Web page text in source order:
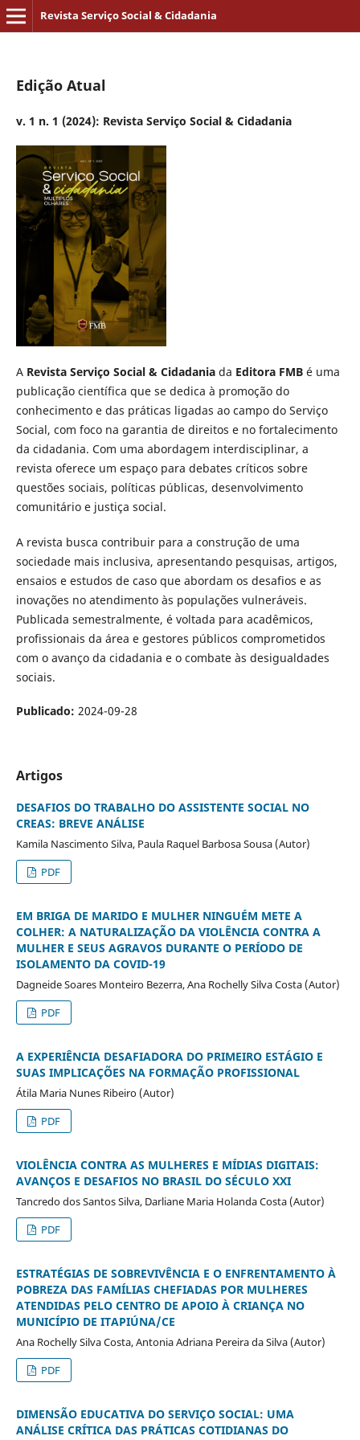
Revista Serviço Social & Cidadania
Edição Atual
v. 1 n. 1 (2024): Revista Serviço Social & Cidadania
A Revista Serviço Social & Cidadaniada Editora FMBé uma
publicação científica que se dedica à promoção do
conhecimento e das práticas ligadas ao campo do Serviço
Social, com foco na garantia de direitos e no fortalecimento
da cidadania. Com uma abordagem interdisciplinar, a
revista oferece um espaço para debates críticos sobre
questões sociais, políticas públicas, desenvolvimento
comunitário e justiça social.
A revista busca contribuir para a construção de uma
sociedade mais inclusiva, apresentando pesquisas, artigos,
ensaios e estudos de caso que abordam os desafios e as
inovações no atendimento às populações vulneráveis.
Publicada semestralmente, é voltada para acadêmicos,
profissionais da área e gestores públicos comprometidos
com o avanço da cidadania e o combate às desigualdades
sociais.
Publicado: 2024-09-28
Artigos
DESAFIOS DO TRABALHO DO ASSISTENTE SOCIAL NO
CREAS: BREVE ANÁLISE
Kamila Nascimento Silva, Paula Raquel Barbosa Sousa (Autor)
PDF
EM BRIGA DE MARIDO E MULHER NINGUÉM METE A
COLHER: A NATURALIZAÇÃO DA VIOLÊNCIA CONTRA A
MULHER E SEUS AGRAVOS DURANTE O PERÍODO DE
ISOLAMENTO DA COVID-19
Dagneide Soares Monteiro Bezerra, Ana Rochelly Silva Costa (Autor)
PDF
A EXPERIÊNCIA DESAFIADORA DO PRIMEIRO ESTÁGIO E
SUAS IMPLICAÇÕES NA FORMAÇÃO PROFISSIONAL
Átila Maria Nunes Ribeiro (Autor)
PDF
VIOLÊNCIA CONTRA AS MULHERES E MÍDIAS DIGITAIS:
AVANÇOS E DESAFIOS NO BRASIL DO SÉCULO XXI
Tancredo dos Santos Silva, Darliane Maria Holanda Costa (Autor)
PDF
ESTRATÉGIAS DE SOBREVIVÊNCIA E O ENFRENTAMENTO À
POBREZA DAS FAMÍLIAS CHEFIADAS POR MULHERES
ATENDIDAS PELO CENTRO DE APOIO À CRIANÇA NO
MUNICÍPIO DE ITAPIÚNA/CE
Ana Rochelly Silva Costa, Antonia Adriana Pereira da Silva (Autor)
PDF
DIMENSÃO EDUCATIVA DO SERVIÇO SOCIAL: UMA
ANÁLISE CRÍTICA DAS PRÁTICAS COTIDIANAS DO